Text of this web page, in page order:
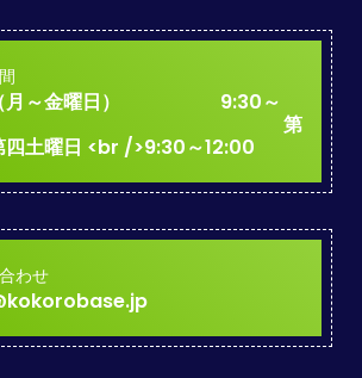
月～金曜日） 9:30～
第
四土曜日 <br />9:30～12:00
わせ